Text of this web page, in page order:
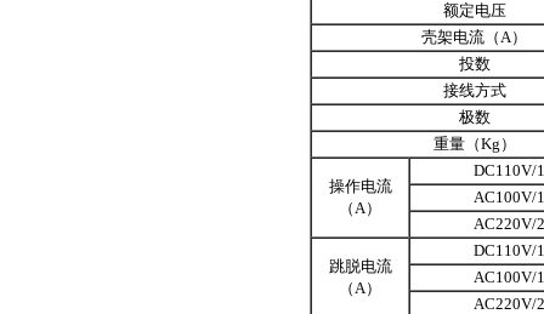
额定电压
壳架电流（A）
投数
接线方式
极数
重量（Kg）
操作电流
（A）
DC110V/
AC100V/
AC220V/
跳脱电流
（A）
DC110V/
AC100V/
AC220V/